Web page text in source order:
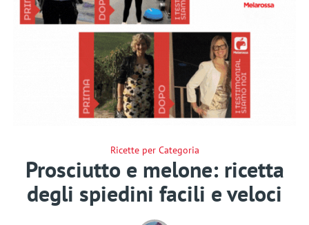
Ricette per Categoria
Prosciutto e melone: ricetta
degli spiedini facili e veloci